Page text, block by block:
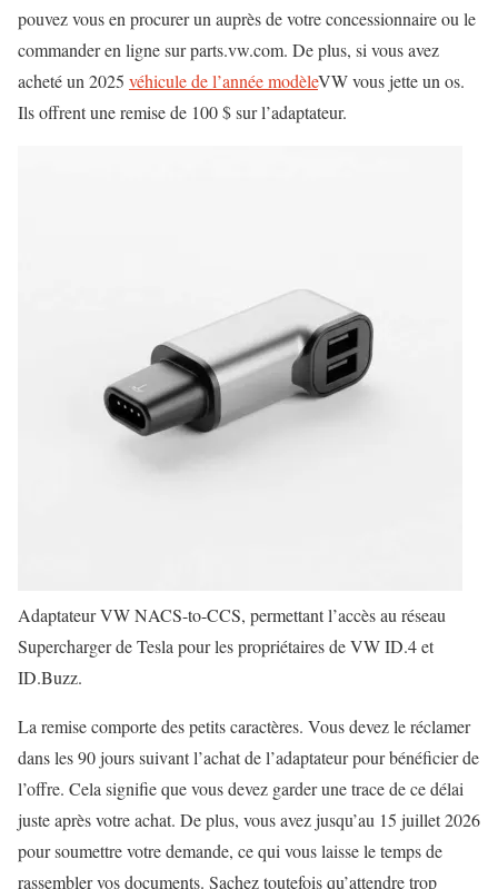
pouvez vous en procurer un auprès de votre concessionnaire ou le
commander en ligne sur parts.vw.com. De plus, si vous avez
acheté un 2025 véhicule de l’année modèleVW vous jette un os.
Ils offrent une remise de 100 $ sur l’adaptateur.
Adaptateur VW NACS-to-CCS, permettant l’accès au réseau
Supercharger de Tesla pour les propriétaires de VW ID.4 et
ID.Buzz.
La remise comporte des petits caractères. Vous devez le réclamer
dans les 90 jours suivant l’achat de l’adaptateur pour bénéficier de
l’offre. Cela signifie que vous devez garder une trace de ce délai
juste après votre achat. De plus, vous avez jusqu’au 15 juillet 2026
pour soumettre votre demande, ce qui vous laisse le temps de
rassembler vos documents. Sachez toutefois qu’attendre trop